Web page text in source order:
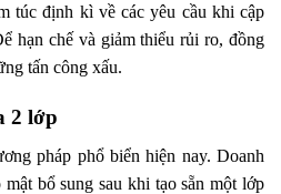
túc định kì về các yêu cầu khi cập
hạn chế và giảm thiểu rủi ro, đồng
tấn công xấu.
2 lớp
pháp phổ biển hiện nay. Doanh
bổ sung sau khi tạo sẵn một lớp